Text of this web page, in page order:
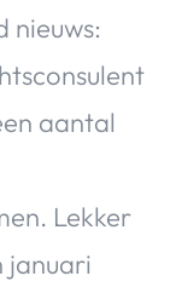
nieuws:
aantal
Lekker
januari